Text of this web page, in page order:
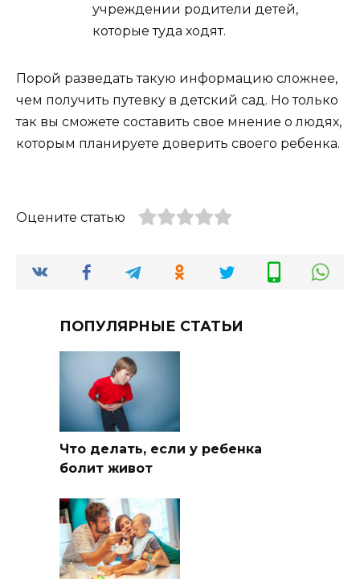
учреждении родители детей,
которые туда ходят.
Порой разведать такую информацию сложнее,
чем получить путевку в детский сад. Но только
так вы сможете составить свое мнение о людях,
которым планируете доверить своего ребенка.
Оцените статью
ПОПУЛЯРНЫЕ СТАТЬИ
Что делать, если у ребенка
болит живот